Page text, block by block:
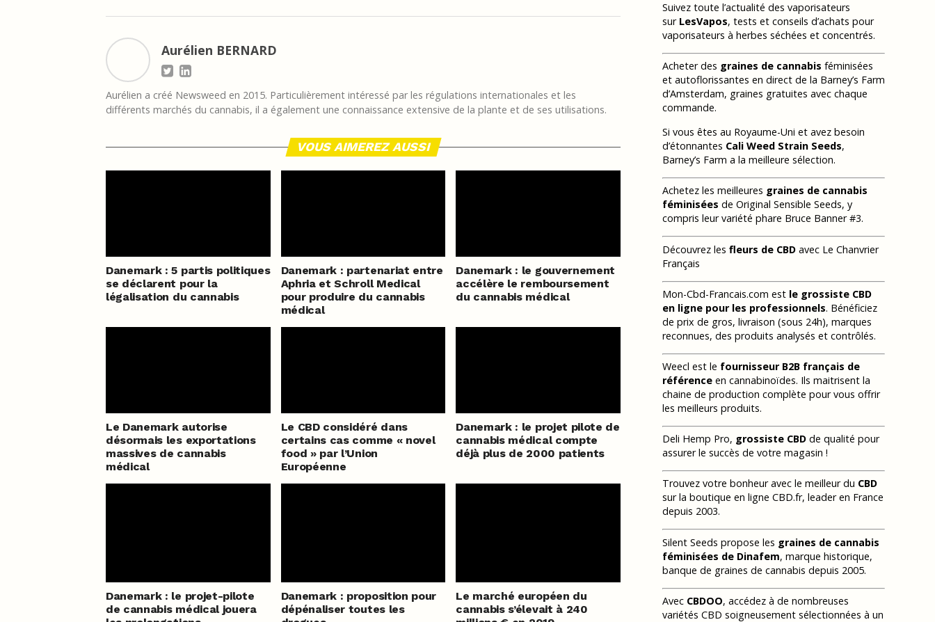
Aurélien BERNARD
Aurélien a créé Newsweed en 2015. Particulièrement intéressé par les régulations internationales et les
différents marchés du cannabis, il a également une connaissance extensive de la plante et de ses utilisations.
VOUS AIMEREZ AUSSI
Danemark : 5 partis politiques
se déclarent pour la
légalisation du cannabis
Danemark : partenariat entre
Aphria et Schroll Medical
pour produire du cannabis
médical
Danemark : le gouvernement
accélère le remboursement
du cannabis médical
Le Danemark autorise
désormais les exportations
massives de cannabis
médical
Le CBD considéré dans
certains cas comme « novel
food » par l’Union
Européenne
Danemark : le projet pilote de
cannabis médical compte
déjà plus de 2000 patients
Danemark : le projet-pilote
de cannabis médical jouera
Danemark : proposition pour
dépénaliser toutes les
Le marché européen du
cannabis s’élevait à 240
Suivez toute l’actualité des vaporisateurs
sur LesVapos, tests et conseils d’achats pour
vaporisateurs à herbes séchées et concentrés.
Acheter des graines de cannabis féminisées
et autoflorissantes en direct de la Barney’s Farm
d’Amsterdam, graines gratuites avec chaque
commande.
Si vous êtes au Royaume-Uni et avez besoin
d’étonnantes Cali Weed Strain Seeds,
Barney’s Farm a la meilleure sélection.
Achetez les meilleures graines de cannabis
féminisées de Original Sensible Seeds, y
compris leur variété phare Bruce Banner #3.
Découvrez les fleurs de CBD avec Le Chanvrier
Français
Mon-Cbd-Francais.com est le grossiste CBD
en ligne pour les professionnels. Bénéficiez
de prix de gros, livraison (sous 24h), marques
reconnues, des produits analysés et contrôlés.
Weecl est le fournisseur B2B français de
référence en cannabinoïdes. Ils maitrisent la
chaine de production complète pour vous offrir
les meilleurs produits.
Deli Hemp Pro, grossiste CBD de qualité pour
assurer le succès de votre magasin !
Trouvez votre bonheur avec le meilleur du CBD
sur la boutique en ligne CBD.fr, leader en France
depuis 2003.
Silent Seeds propose les graines de cannabis
féminisées de Dinafem, marque historique,
banque de graines de cannabis depuis 2005.
Avec CBDOO, accédez à de nombreuses
variétés CBD soigneusement sélectionnées à un